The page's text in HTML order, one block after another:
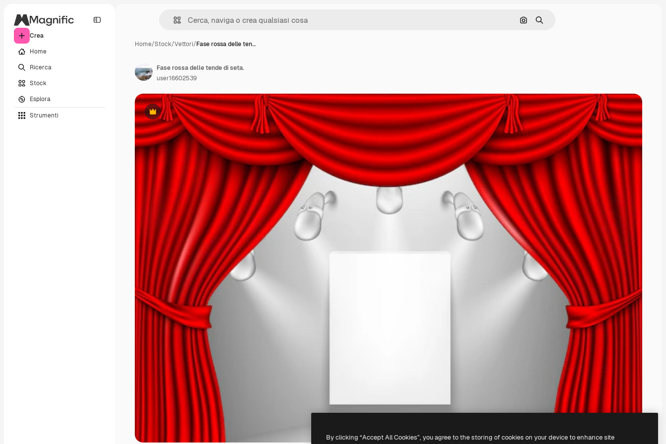
Crea
Home
Ricerca
Stock
Esplora
Strumenti
Cerca per immagine
Ricerca
Home/Stock/Vettori/Fase rossa delle ten…
Premium
Fase rossa delle tende di seta.
user16602539
By clicking “Accept All Cookies”, you agree to the storing of cookies on your device to enhance site